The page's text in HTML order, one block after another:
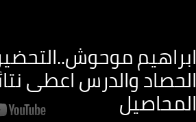
ابراهيم
الحصاد والدرس اعطى
المحاصيل